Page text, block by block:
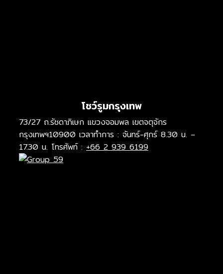
โชว์รูมกรุงเทพ
73/27 ถ.รัชดาภิเษก แขวงจอมพล เขตจตุจักร
กรุงเทพฯ10900 เวลาทำการ : จันทร์-ศุกร์ 8.30 น. –
17.30 น. โทรศัพท์ : +66 2 939 6199